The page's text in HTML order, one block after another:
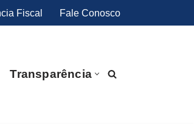
Fiscal Fale Conosco
Transparência